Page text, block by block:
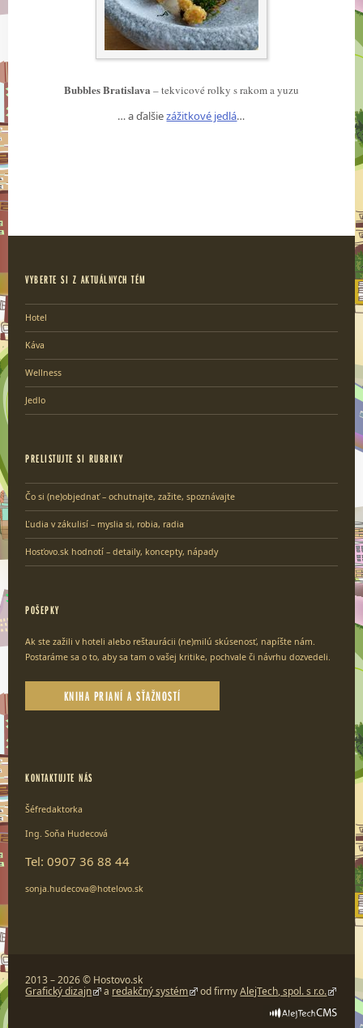
Bubbles Bratislava – tekvicové rolky s rakom a yuzu
… a ďalšiezážitkové jedlá…
VYBERTE SI Z AKTUÁLNYCH TÉM
Hotel
Káva
Wellness
Jedlo
PRELISTUJTE SI RUBRIKY
Čo si (ne)objednať – ochutnajte, zažite, spoznávajte
Ľudia v zákulisí – myslia si, robia, radia
Hosťovo.sk hodnotí – detaily, koncepty, nápady
POŠEPKY
Ak ste zažili v hoteli alebo reštaurácii (ne)milú skúsenosť, napíšte nám.
Postaráme sa o to, aby sa tam o vašej kritike, pochvale či návrhu dozvedeli.
KNIHA PRIANÍ A SŤAŽNOSTÍ
KONTAKTUJTE NÁS
Šéfredaktorka
Ing. Soňa Hudecová
Tel: 0907 36 88 44
sonja.hudecova@hotelovo.sk
2013 – 2026 © Hostovo.sk
Grafický dizajn
a redakčný systém od firmyAlejTech, spol. s r.o.